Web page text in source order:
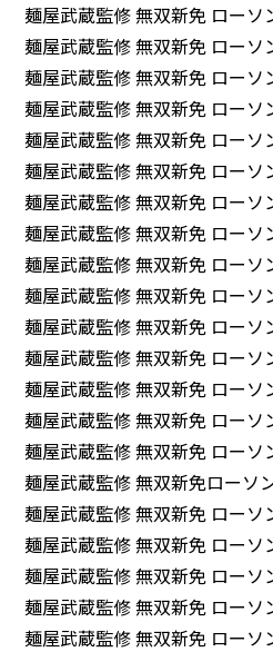
麺屋武蔵監修 無双新免 ロー
麺屋武蔵監修 無双新免 ローソ
麺屋武蔵監修 無双新免 ローソ
麺屋武蔵監修 無双新免 ローソ
麺屋武蔵監修 無双新免 ローソ
麺屋武蔵監修 無双新免 ロー
麺屋武蔵監修 無双新免 ローソ
麺屋武蔵監修 無双新免 ローソ
麺屋武蔵監修 無双新免 ロー
麺屋武蔵監修 無双新免 ローソ
麺屋武蔵監修 無双新免 ロー
麺屋武蔵監修 無双新免 ローソ
麺屋武蔵監修 無双新免 ロー
麺屋武蔵監修 無双新免 ローソ
麺屋武蔵監修 無双新免 ローソ
麺屋武蔵監修 無双新免ローソ
麺屋武蔵監修 無双新免 ロー
麺屋武蔵監修 無双新免 ローソ
麺屋武蔵監修 無双新免 ローソ
麺屋武蔵監修 無双新免 ロー
麺屋武蔵監修 無双新免 ロー